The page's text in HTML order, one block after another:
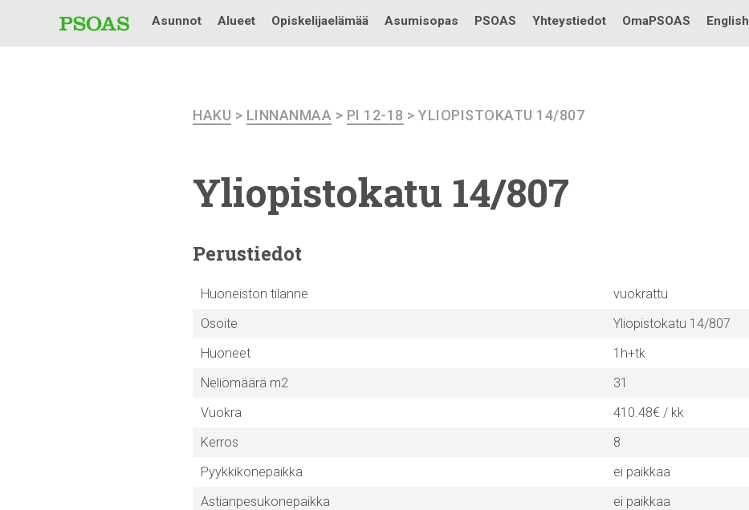
Testi
Asunnot Alueet Opiskelijaelämää Asumisopas PSOAS Yhteystiedot OmaPSOAS English
HAKU > LINNANMAA > PI 12-18 > YLIOPISTOKATU 14/807
Yliopistokatu 14/807
Perustiedot
Huoneiston tilanne
vuokrattu
Osoite
Yliopistokatu 14/807
Huoneet
1h+tk
Neliömäärä m2
31
Vuokra
410.48€ / kk
Kerros
8
Pyykkikonepaikka
ei paikkaa
Astianpesukonepaikka
ei paikkaa